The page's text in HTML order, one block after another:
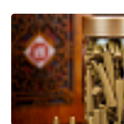
thể.
Các
tùy
chọn
có
được
chọn
trên